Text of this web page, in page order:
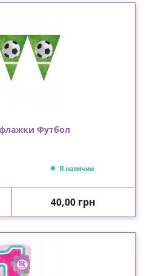
Футбол
В наличии
Цена
40,00 грн